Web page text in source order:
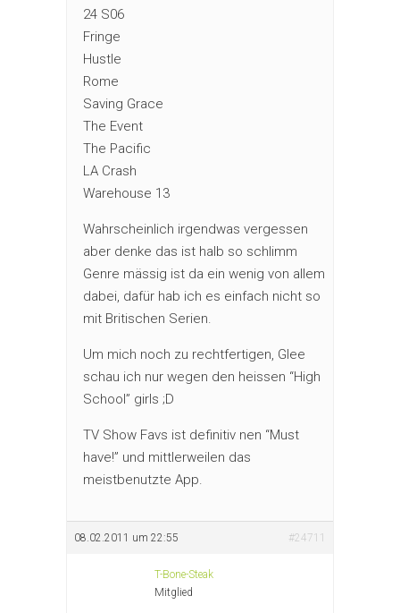
24 S06
Fringe
Hustle
Rome
Saving Grace
The Event
The Pacific
LA Crash
Warehouse 13
Wahrscheinlich irgendwas vergessen
aber denke das ist halb so schlimm
Genre mässig ist da ein wenig von allem
dabei, dafür hab ich es einfach nicht so
mit Britischen Serien.
Um mich noch zu rechtfertigen, Glee
schau ich nur wegen den heissen “High
School” girls ;D
TV Show Favs ist definitiv nen “Must
have!” und mittlerweilen das
meistbenutzte App.
08.02.2011 um 22:55 #24711
T-Bone-Steak
Mitglied